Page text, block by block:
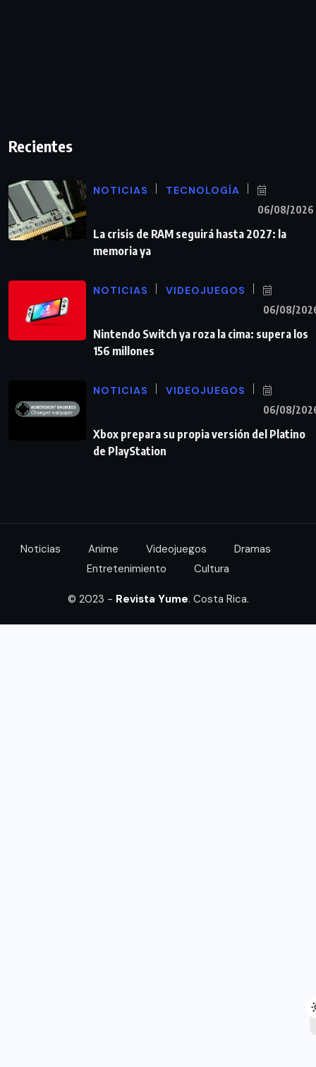
Recientes
NOTICIAS TECNOLOGÍA
06/08/2026
La crisis de RAM seguirá hasta 2027: la
memoria ya
NOTICIAS VIDEOJUEGOS
06/08/
Nintendo Switch ya roza la cima: supera los
156 millones
NOTICIAS VIDEOJUEGOS
06/08/
Xbox prepara su propia versión del Platino
de PlayStation
Noticias Anime Videojuegos
Dramas
Entretenimiento
Cultura
© 2023 - Revista Yume. Costa Rica.